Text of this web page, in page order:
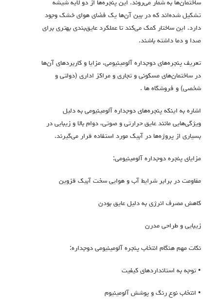
ساختمان‌ها به شمار می‌روند. این پنجره‌ها از دو لایه شیشه
تشکیل شده‌اند که در بین آن‌ها یک فضای هوای خشک وجود
دارد. این ساختار کمک می‌کند تا عملکرد عایق‌بندی بهتری برای
صدا و دما داشته باشند.
تعریف پنجره‌های دوجداره آلومینیومی، مزایا و کاربردهای آن‌ها
در ساختمان‌های مسکونی و تجاری و مراکز اداری (دولتی و
شخصی) و فروشگاه ها .
اشاره به اینکه پنجره‌های دوجداره آلومینیومی به دلیل
ویژگی‌هایی مانند عایق حرارتی و صوتی، دوام بالا و زیبایی در
بسیاری از پروژه‌ها در آبیک مورد استفاده قرار می‌گیرند.
مزایای پنجره دوجداره آلومینیومی:
مقاومت در برابر شرایط آب و هوایی سخت آبیک قزوین
کاهش مصرف انرژی به دلیل عایق بودن
زیبایی و طراحی مدرن
نکات مهم هنگام انتخاب پنجره آلومینیومی دوجداره:
• توجه به استانداردهای کیفیت
• انتخاب نوع رنگ و پوشش آلومینیوم